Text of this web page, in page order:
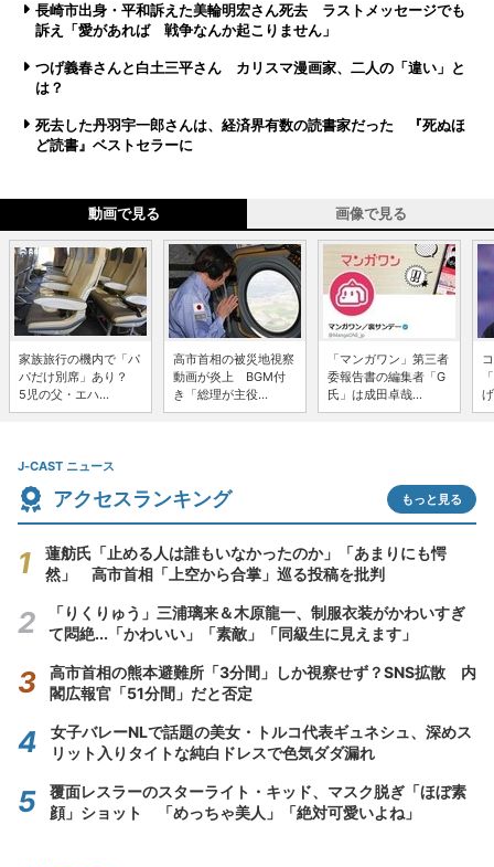
長崎市出身・平和訴えた美輪明宏さん死去 ラストメッセージでも
訴え「愛があれば 戦争なんか起こりません」
つげ義春さんと白土三平さん カリスマ漫画家、二人の「違い」と
は？
死去した丹羽宇一郎さんは、経済界有数の読書家だった 『死ぬほ
ど読書』ベストセラーに
動画で見る 画像で見る
家族旅行の機内で「パ
パだけ別席」あり？
5児の父・エハ...
高市首相の被災地視察
動画が炎上 BGM付
き「総理が主役...
「マンガワン」第三者
委報告書の編集者「G
氏」は成田卓哉...
J-CAST ニュース
アクセスランキング もっと見る
蓮舫氏「止める人は誰もいなかったのか」「あまりにも愕
然」 高市首相「上空から合掌」巡る投稿を批判
「りくりゅう」三浦璃来＆木原龍一、制服衣装がかわいすぎ
て悶絶...「かわいい」「素敵」「同級生に見えます」
高市首相の熊本避難所「3分間」しか視察せず？SNS拡散 内
閣広報官「51分間」だと否定
女子バレーNLで話題の美女・トルコ代表ギュネシュ、深めス
リット入りタイトな純白ドレスで色気ダダ漏れ
覆面レスラーのスターライト・キッド、マスク脱ぎ「ほぼ素
顔」ショット 「めっちゃ美人」「絶対可愛いよね」